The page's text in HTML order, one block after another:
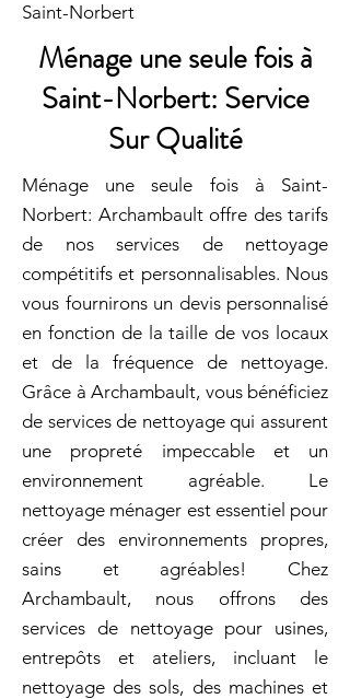
Saint-Norbert
Ménage une seule fois à
Saint-Norbert: Service
Sur Qualité
Ménage une seule fois à Saint-
Norbert: Archambault offre des tarifs
de nos services de nettoyage
compétitifs et personnalisables. Nous
vous fournirons un devis personnalisé
en fonction de la taille de vos locaux
et de la fréquence de nettoyage.
Grâce à Archambault, vous bénéficiez
de services de nettoyage qui assurent
une propreté impeccable et un
environnement agréable. Le
nettoyage ménager est essentiel pour
créer des environnements propres,
sains et agréables! Chez
Archambault, nous offrons des
services de nettoyage pour usines,
entrepôts et ateliers, incluant le
nettoyage des sols, des machines et